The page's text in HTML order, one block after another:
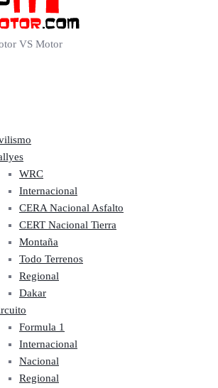
VS Motor
WRC
Internacional
CERA Nacional Asfalto
CERT Nacional Tierra
Montaña
Todo Terrenos
Regional
Dakar
Formula 1
Internacional
Nacional
Regional